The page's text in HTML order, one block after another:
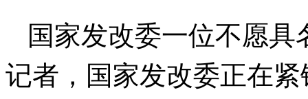
国家发改委一位不愿
记者，国家发改委正在